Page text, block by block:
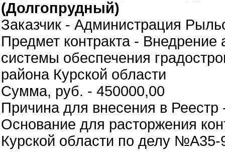
(Долгопрудный)
Заказчик - Администрация
Предмет контракта -
системы обеспечения
района Курской области
Сумма, руб. - 450000,00
Причина для внесения в Реестр
Основание для расторжения
Курской области по делу №А35-